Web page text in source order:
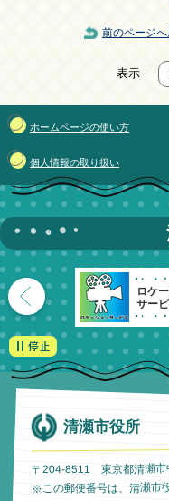
前のページへ
表示
ホームページの使い方
個人情報の取り扱い
ロケ
サー
清瀬市役所
〒204-8511 東京都清瀬市
※この郵便番号は、清瀬市